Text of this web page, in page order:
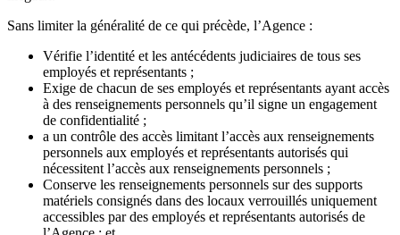
Sans limiter la généralité de ce qui précède, l’Agence :
Vérifie l’identité et les antécédents judiciaires de tous ses
employés et représentants ;
Exige de chacun de ses employés et représentants ayant accès
à des renseignements personnels qu’il signe un engagement
de confidentialité ;
a un contrôle des accès limitant l’accès aux renseignements
personnels aux employés et représentants autorisés qui
nécessitent l’accès aux renseignements personnels ;
Conserve les renseignements personnels sur des supports
matériels consignés dans des locaux verrouillés uniquement
accessibles par des employés et représentants autorisés de